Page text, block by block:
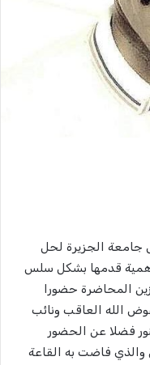
جامعة الجزيرة لحل
قدمها بشكل سلس
المحاضرة حضورا
الله العاقب ونائب
فضلا عن الحضور
والذي فاضت به القاعة